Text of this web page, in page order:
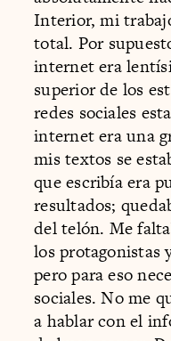
Interior, mi
total. Por
internet era
superior de los
redes sociales
internet era una
mis textos se
que escribía era
resultados;
del telón. Me
los protagonistas
pero para eso
sociales. No me
a hablar con el